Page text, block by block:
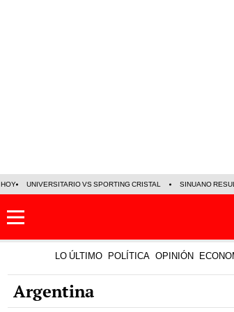
HOY UNIVERSITARIO VS SPORTING CRISTAL SINUANO
LO ÚLTIMO POLÍTICA OPINIÓN
Argentina